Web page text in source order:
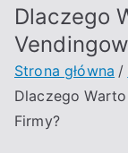
Dlaczego
Strona główna
Dlaczego
Firmy?